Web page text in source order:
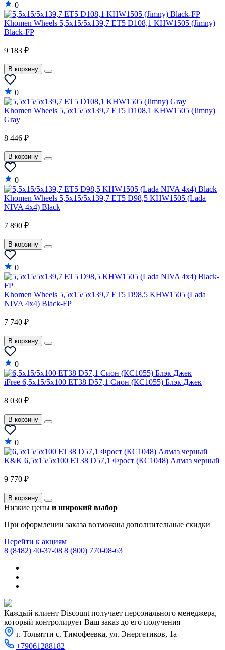
0
Khomen Wheels 5,5x15/5x139,7 ET5 D108,1 KHW1505 (Jimny)
Black-FP
9 183 ₽
В корзину
0
Khomen Wheels 5,5x15/5x139,7 ET5 D108,1 KHW1505 (Jimny)
Gray
8 446 ₽
В корзину
0
Khomen Wheels 5,5x15/5x139,7 ET5 D98,5 KHW1505 (Lada
NIVA 4x4) Black
7 890 ₽
В корзину
0
Khomen Wheels 5,5x15/5x139,7 ET5 D98,5 KHW1505 (Lada
NIVA 4x4) Black-FP
7 740 ₽
В корзину
0
iFree 6,5x15/5x100 ET38 D57,1 Сион (КС1055) Блэк Джек
8 030 ₽
В корзину
0
K&K 6,5x15/5x100 ET38 D57,1 Фрост (КС1048) Алмаз черный
9 770 ₽
В корзину
Низкие цены и широкий выбор
При оформлении заказа возможны дополнительные скидки
Перейти к акциям
8 (8482) 40-37-08 8 (800) 770-08-63
Каждый клиент Discount получает персонального менеджера,
который контролирует Ваш заказ до его получения
г. Тольятти с. Тимофеевка, ул. Энергетиков, 1а
+79061288182